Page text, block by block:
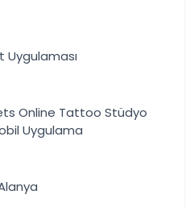
Uygulaması
Online Tattoo Stüdyo
Uygulama